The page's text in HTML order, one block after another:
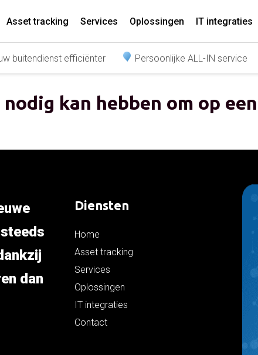
Asset tracking Services Oplossingen IT integraties
buitendienst efficiënter Persoonlijke ALL-IN service
kan hebben om op
dan
Diensten
Home
Asset tracking
Services
Oplossingen
IT integraties
Contact